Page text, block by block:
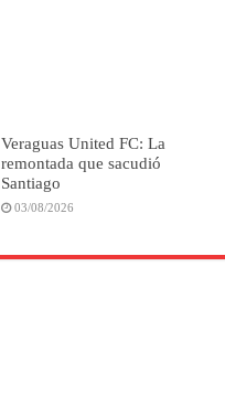
Veraguas United FC: La
remontada que sacudió
Santiago
03/08/2026